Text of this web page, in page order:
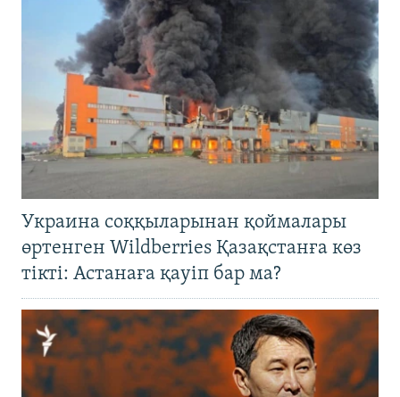
Украина соққыларынан қоймалары
өртенген Wildberries Қазақстанға көз
тікті: Астанаға қауіп бар ма?